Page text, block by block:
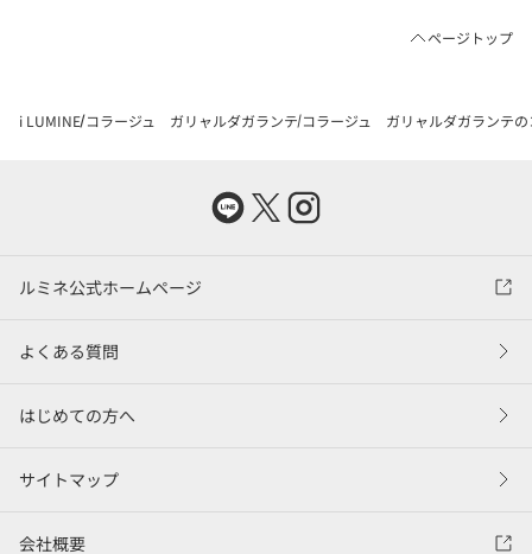
ページトップ
i LUMINE コラージュ ガリャルダガランテ コラージュ ガリャルダガランテ
ルミネ公式ホームページ
よくある質問
はじめての方へ
サイトマップ
会社概要